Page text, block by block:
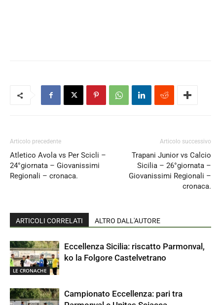
Articolo precedente
Atletico Avola vs Per Scicli –
24°giornata – Giovanissimi
Regionali – cronaca.
Articolo successivo
Trapani Junior vs Calcio
Sicilia – 26°giornata –
Giovanissimi Regionali –
cronaca.
ARTICOLI CORRELATI ALTRO DALL'AUTORE
LE CRONACHE
Eccellenza Sicilia: riscatto Parmonval,
ko la Folgore Castelvetrano
Campionato Eccellenza: pari tra